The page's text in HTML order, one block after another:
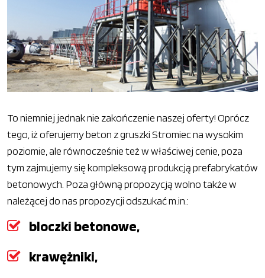
To niemniej jednak nie zakończenie naszej oferty! Oprócz
tego, iż oferujemy beton z gruszki Stromiec na wysokim
poziomie, ale równocześnie też w właściwej cenie, poza
tym zajmujemy się kompleksową produkcją prefabrykatów
betonowych. Poza główną propozycją wolno także w
należącej do nas propozycji odszukać m.in.:
bloczki betonowe,
krawężniki,